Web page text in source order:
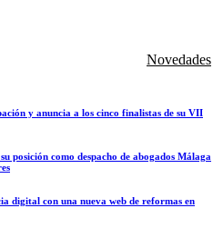
Novedades
y anuncia a los cinco finalistas de su VII
posición como despacho de abogados Málaga
digital con una nueva web de reformas en